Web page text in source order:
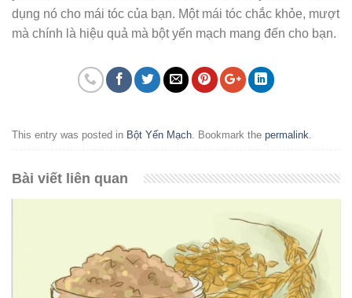
dụng nó cho mái tóc của bạn. Một mái tóc chắc khỏe, mượt
mà chính là hiệu quả mà bột yến mạch mang đến cho bạn.
This entry was posted in Bột Yến Mạch . Bookmark the permalink
Bài viết liên quan